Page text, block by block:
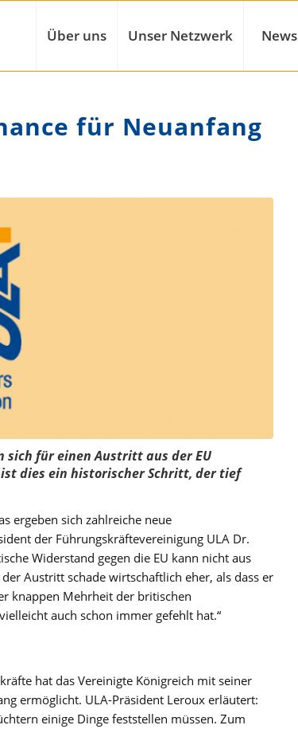
Über uns Unser Netzwerk News
für Neuanfang
sich für einen Austritt aus der EU
dies ein historischer Schritt, der tief
ergeben sich zahlreiche neue
der Führungskräftevereinigung ULA Dr.
Widerstand gegen die EU kann nicht aus
Austritt schade wirtschaftlich eher, als dass er
knappen Mehrheit der britischen
auch schon immer gefehlt hat.“
hat das Vereinigte Königreich mit seiner
ermöglicht. ULA-Präsident Leroux erläutert:
einige Dinge feststellen müssen. Zum